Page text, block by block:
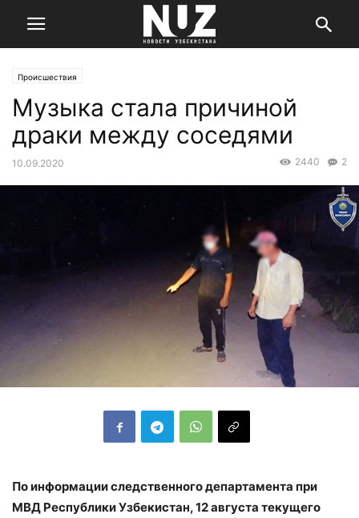
Происшествия
Музыка стала причиной
драки между соседями
10.09.2020 2
2440
По информации следственного департамента при
МВД Республики Узбекистан, 12 августа текущего